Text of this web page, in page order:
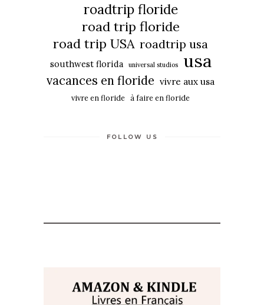
roadtrip floride
road trip floride
road trip USA roadtrip usa
southwest florida universal studios usa
vacances en floride vivre aux usa
vivre en floride à faire en floride
FOLLOW US